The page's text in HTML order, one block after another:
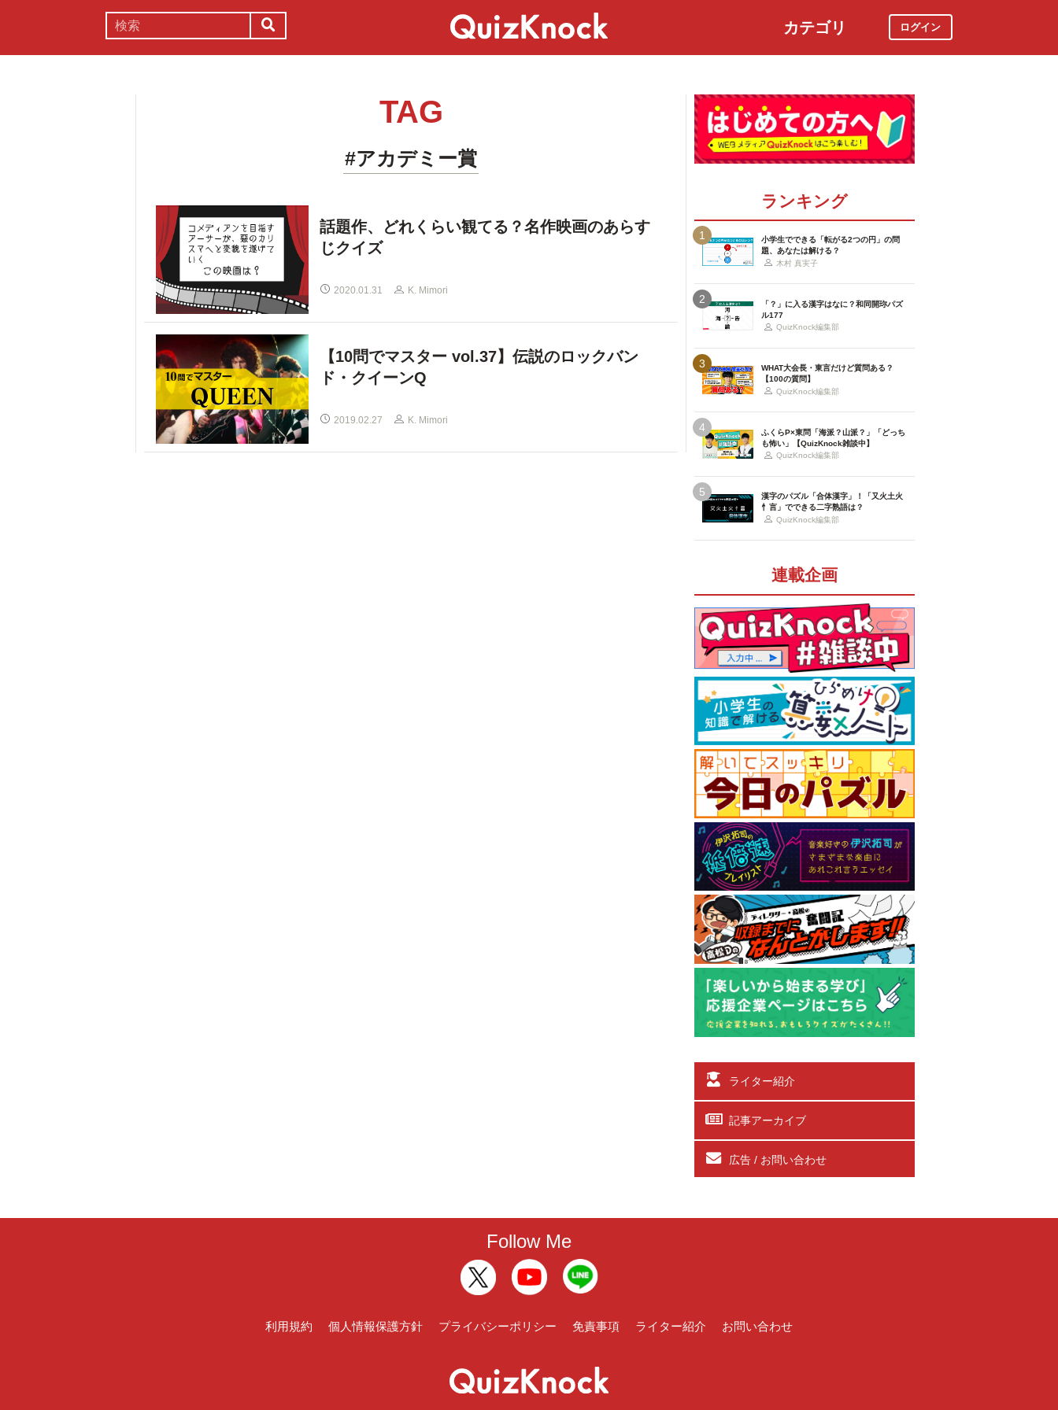
カテゴリ ログイン
TAG
#アカデミー賞
話題作、どれくらい観てる？名作映画のあらす
じクイズ
2020.01.31 K. Mimori
【10問でマスター vol.37】伝説のロックバン
ド・クイーンQ
2019.02.27 K. Mimori
ランキング
1
小学生でできる「転がる2つの円」の問
題、あなたは解ける？
木村 真実子
2
「？」に入る漢字はなに？和同開珎パズ
ル177
QuizKnock編集部
3
WHAT大会長・東言だけど質問ある？
【100の質問】
QuizKnock編集部
4
ふくらP×東問「海派？山派？」「どっち
も怖い」【QuizKnock雑談中】
QuizKnock編集部
5
漢字のパズル「合体漢字」！「又火土火
忄言」でできる二字熟語は？
QuizKnock編集部
連載企画
ライター紹介
記事アーカイブ
広告 / お問い合わせ
Follow Me
利用規約 個人情報保護方針 プライバシーポリシー 免責事項 ライター紹介 お問い合わせ